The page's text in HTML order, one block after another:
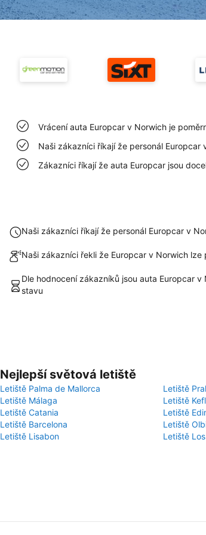
Vrácení auta Europcar v Norwich je
Naši zákazníci říkají že personál
Zákazníci říkají že auta Europcar jsou
Naši zákazníci říkají že personál Europcar v
Naši zákazníci řekli že Europcar v Norwich lze
Dle hodnocení zákazníků jsou auta Europcar
stavu
Nejlepší světová letiště
Letiště Palma de Mallorca
Letiště
Letiště Málaga
Letiště
Letiště Catania
Letiště
Letiště Barcelona
Letiště
Letiště Lisabon
Letiště